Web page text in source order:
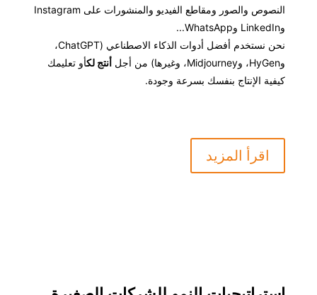
النصوص والصور ومقاطع الفيديو والمنشورات على Instagram
وLinkedIn وWhatsApp...
نحن نستخدم أفضل أدوات الذكاء الاصطناعي (ChatGPT،
وHyGen، وMidjourney، وغيرها) من أجل
أنتج لكأو تعليمك
كيفية الإنتاج بنفسك بسرعة وجودة.
اقرأ المزيد